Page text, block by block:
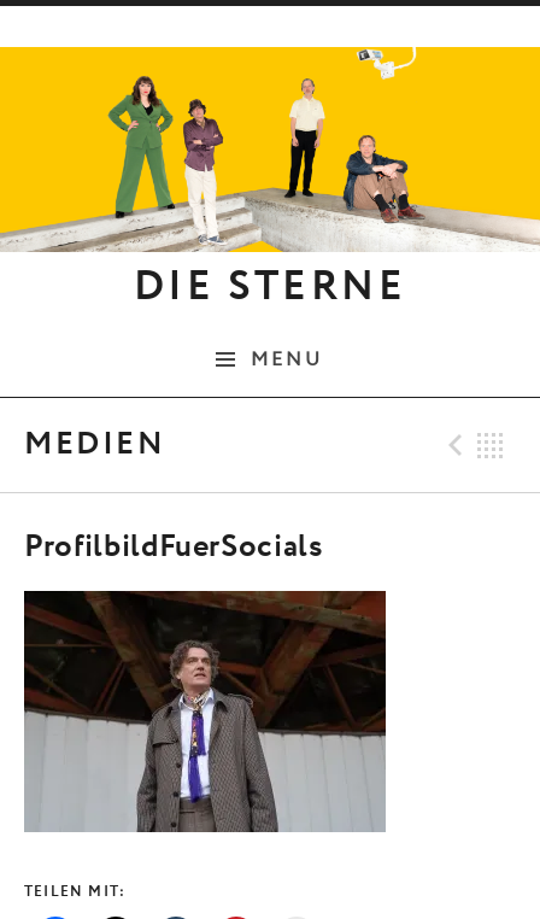
DIE STERNE
MENU
MEDIEN
ProfilbildFuerSocials
TEILEN MIT: